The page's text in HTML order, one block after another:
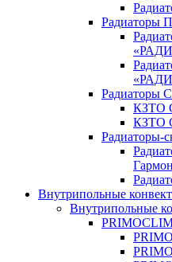
Радиаторы
Радиаторы
КЗТО
КЗТО
Радиаторы-
Внутрипольные
Внутрипольные